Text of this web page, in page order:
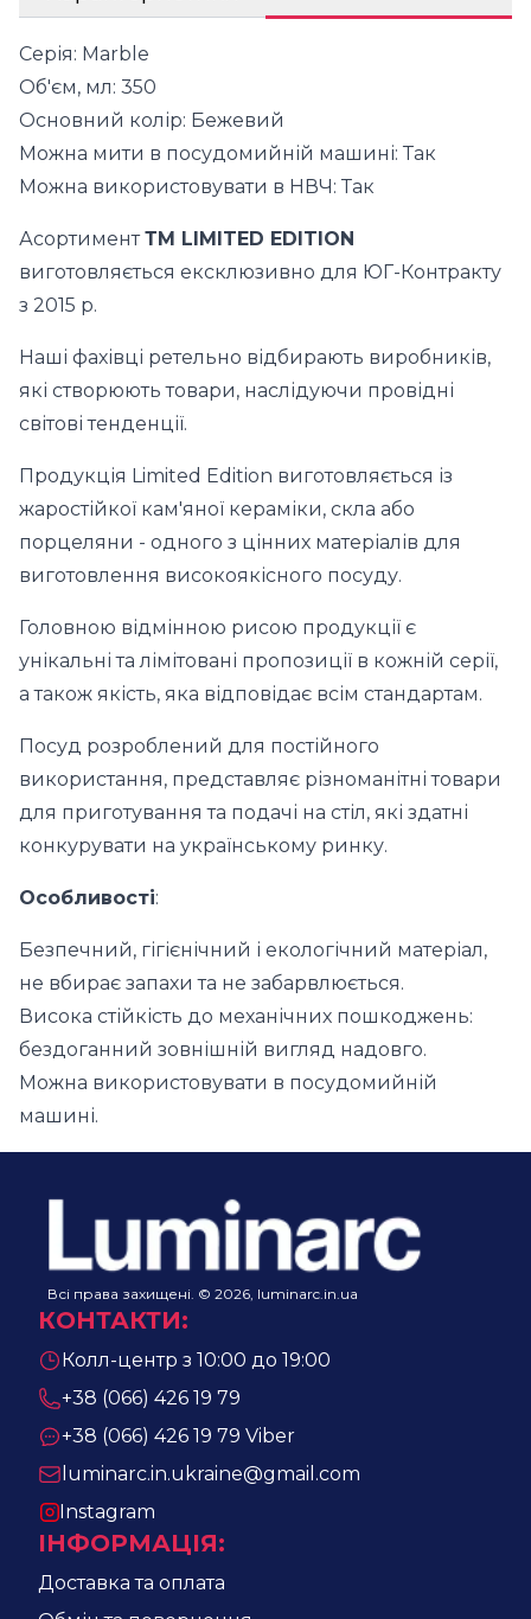
Серія: Marble
Об'єм, мл: 350
Основний колір: Бежевий
Можна мити в посудомийній машині: Так
Можна використовувати в НВЧ: Так
АсортиментТМ LIMITED EDITION
виготовляється ексклюзивно для ЮГ-Контракту
з 2015 р.
Наші фахівці ретельно відбирають виробників,
які створюють товари, наслідуючи провідні
світові тенденції.
Продукція Limited Edition виготовляється із
жаростійкої кам'яної кераміки, скла або
порцеляни - одного з цінних матеріалів для
виготовлення високоякісного посуду.
Головною відмінною рисою продукції є
унікальні та лімітовані пропозиції в кожній серії,
а також якість, яка відповідає всім стандартам.
Посуд розроблений для постійного
використання, представляє різноманітні товари
для приготування та подачі на стіл, які здатні
конкурувати на українському ринку.
Особливості:
Безпечний, гігієнічний і екологічний матеріал,
не вбирає запахи та не забарвлюється.
Висока стійкість до механічних пошкоджень:
бездоганний зовнішній вигляд надовго.
Можна використовувати в посудомийній
машині.
Всі права захищені. © 2026, luminarc.in.ua
КОНТАКТИ:
Колл-центр з 10:00 до 19:00
+38 (066) 426 19 79
+38 (066) 426 19 79 Viber
luminarc.in.ukraine@gmail.com
Instagram
ІНФОРМАЦІЯ:
Доставка та оплата